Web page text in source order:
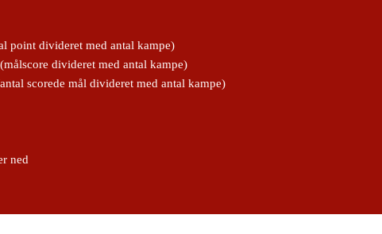
point divideret med antal kampe)
divideret med antal kampe)
scorede mål divideret med antal kampe)
ned